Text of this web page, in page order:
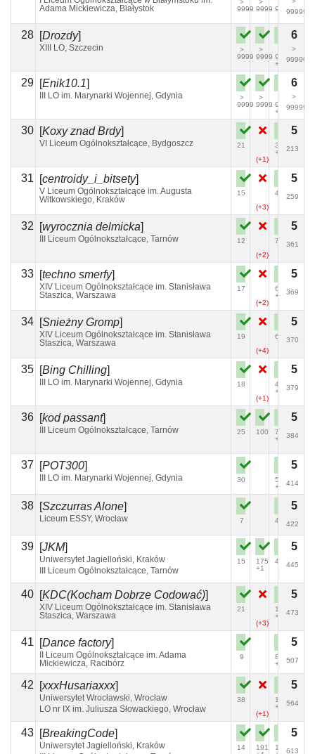
Adama Mickiewicza, Białystok
>
9999
>
9999 999999999
28 [Drozdy]
XIII LO, Szczecin
>
9999
>
9999 9999
+1
6
>
99999
29 [Enik10.1]
III LO im. Marynarki Wojennej, Gdynia
>
9999
>
9999 9999
+3
6
>
99999
30 [Koxy znad Brdy]
VI Liceum Ogólnokształcące, Bydgoszcz
21
(+1)
34
+1
5
213
31 [centroidy_i_bitsety]
V Liceum Ogólnokształcące im. Augusta
Witkowskiego, Kraków
15
(+3)
47
5
259
32 [wyrocznia delmicka]
III Liceum Ogólnokształcące, Tarnów
12
(+2)
74
5
361
33 [techno smerfy]
XIV Liceum Ogólnokształcące im. Stanisława
Staszica, Warszawa
17
(+2)
68
+2
5
369
34 [Śnieżny Gromp]
XIV Liceum Ogólnokształcące im. Stanisława
Staszica, Warszawa
19
(+4)
68
5
370
35 [Bing Chilling]
III LO im. Marynarki Wojennej, Gdynia
18
(+1)
44
+1
5
379
36 [kod passant]
III Liceum Ogólnokształcące, Tarnów 25 100
71
+1
5
384
37 [POT300]
III LO im. Marynarki Wojennej, Gdynia 30
56
+1
5
414
38 [Szczurras Alone]
Liceum ESSY, Wrocław 7 40
5
422
39 [JKM]
Uniwersytet Jagielloński, Kraków
III Liceum Ogólnokształcące, Tarnów
15
175
+1
47
5
445
40 [KDC(Kocham Dobrze Codować)]
XIV Liceum Ogólnokształcące im. Stanisława
Staszica, Warszawa
21
(+3)
132
+4
5
473
41 [Dance factory]
II Liceum Ogólnokształcące im. Adama
Mickiewicza, Racibórz
9
82
+3
5
507
42 [xxxHusariaxxx]
Uniwersytet Wrocławski, Wrocław
LO nr IX im. Juliusza Słowackiego, Wrocław
38
(+1)
188
+3
5
564
43 [BreakingCode]
Uniwersytet Jagielloński, Kraków
14
191
123
5
613